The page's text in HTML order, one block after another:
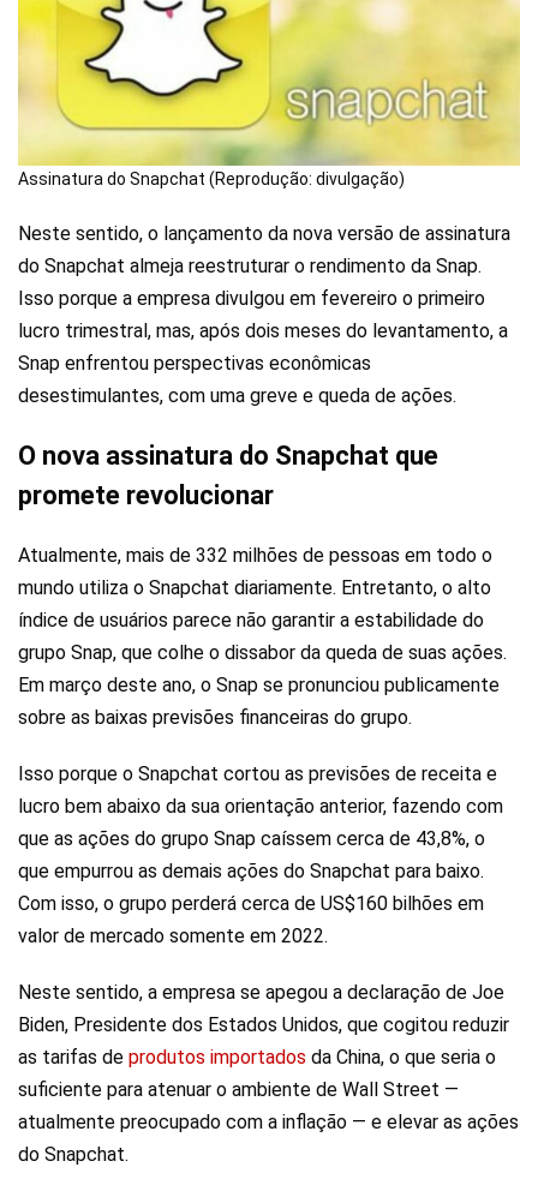
Assinatura do Snapchat (Reprodução: divulgação)
Neste sentido, o lançamento da nova versão de assinatura
do Snapchat almeja reestruturar o rendimento da Snap.
Isso porque a empresa divulgou em fevereiro o primeiro
lucro trimestral, mas, após dois meses do levantamento, a
Snap enfrentou perspectivas econômicas
desestimulantes, com uma greve e queda de ações.
O nova assinatura do Snapchat que
promete revolucionar
Atualmente, mais de 332 milhões de pessoas em todo o
mundo utiliza o Snapchat diariamente. Entretanto, o alto
índice de usuários parece não garantir a estabilidade do
grupo Snap, que colhe o dissabor da queda de suas ações.
Em março deste ano, o Snap se pronunciou publicamente
sobre as baixas previsões financeiras do grupo.
Isso porque o Snapchat cortou as previsões de receita e
lucro bem abaixo da sua orientação anterior, fazendo com
que as ações do grupo Snap caíssem cerca de 43,8%, o
que empurrou as demais ações do Snapchat para baixo.
Com isso, o grupo perderá cerca de US$160 bilhões em
valor de mercado somente em 2022.
Neste sentido, a empresa se apegou a declaração de Joe
Biden, Presidente dos Estados Unidos, que cogitou reduzir
as tarifas de produtos importados da China, o que seria o
suficiente para atenuar o ambiente de Wall Street —
atualmente preocupado com a inflação — e elevar as ações
do Snapchat.